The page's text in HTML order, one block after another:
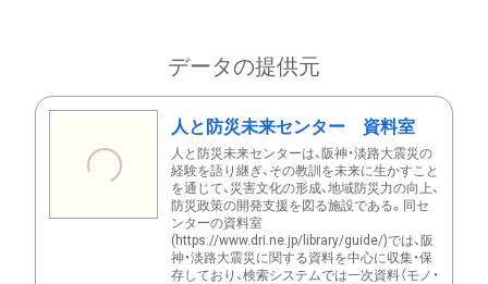
データの提供元
人と防災未来センター 資料室
人と防災未来センターは、阪神・淡路大震災の
経験を語り継ぎ、その教訓を未来に生かすこと
を通じて、災害文化の形成、地域防災力の向上、
防災政策の開発支援を図る施設である。同セ
ンターの資料室
(https://www.dri.ne.jp/library/guide/)では、阪
神・淡路大震災に関する資料を中心に収集・保
存しており、検索システムでは一次資料（モノ・